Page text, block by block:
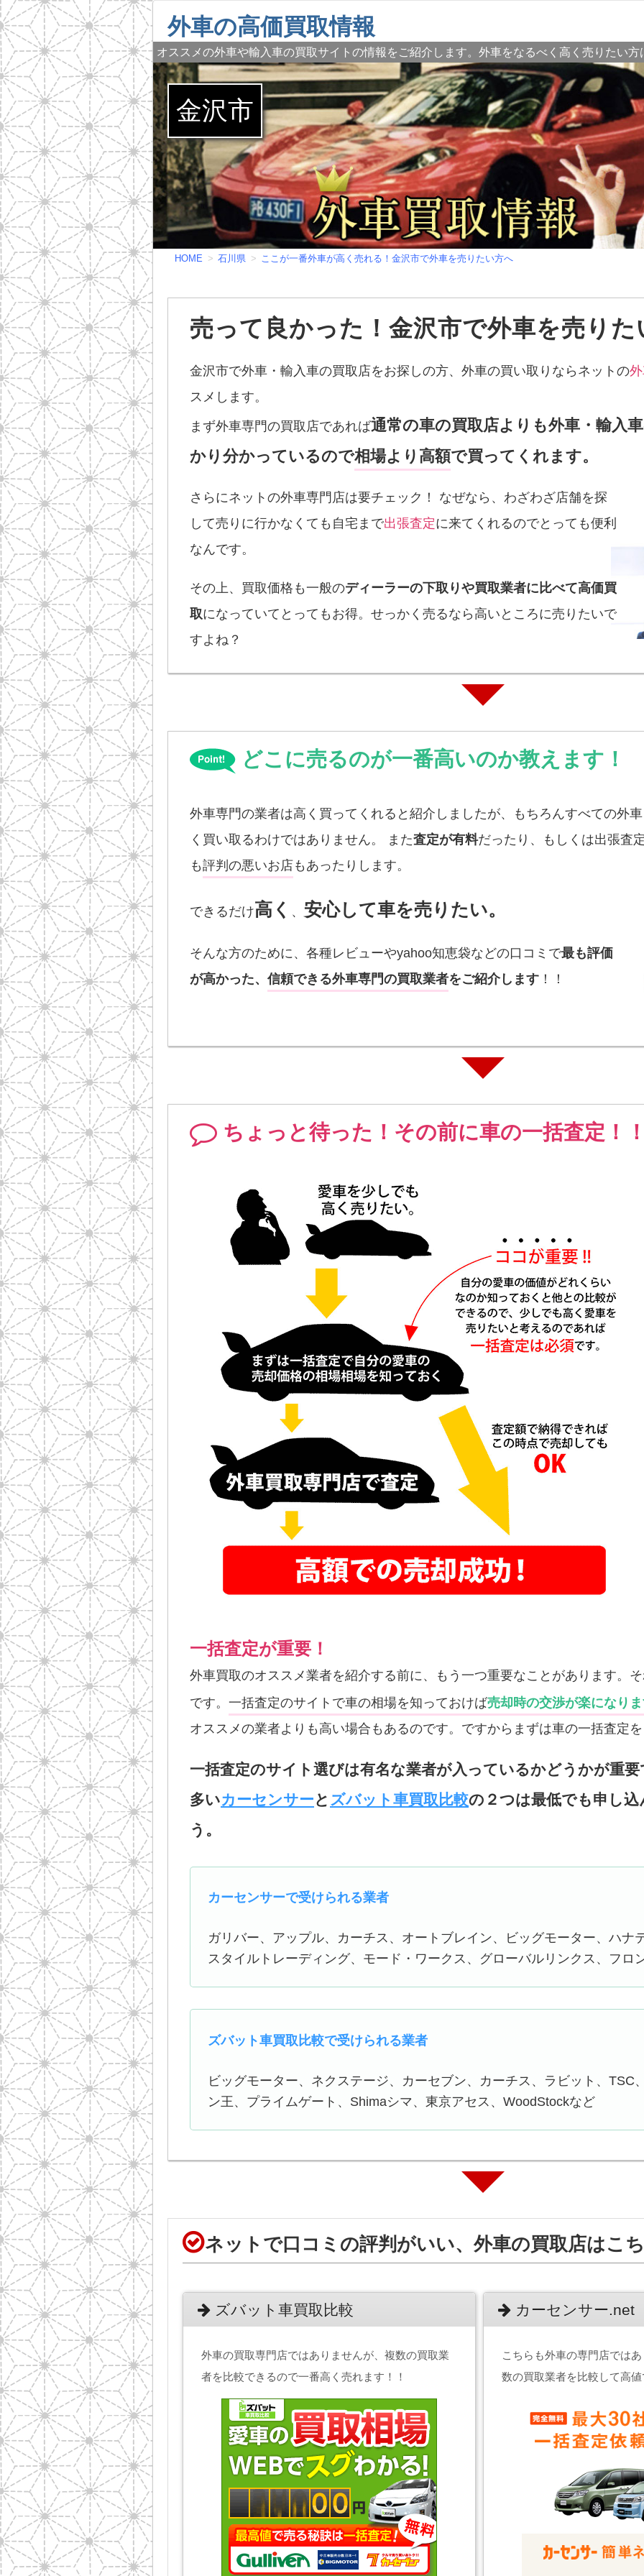
外車の高価買取情報
オススメの外車や輸入車の買取サイトの情報をご紹介します。外車をなるべく高く売りたい方
金沢市
HOME 石川県 ここが一番外車が高く売れる！金沢市で外車を売りたい方へ
売って良かった！金沢市で外車を売りた
金沢市で外車・輸入車の買取店をお探しの方、外車の買い取りならネットの
スメします。
まず外車専門の買取店であれば通常の車の買取店よりも外車・輸入
かり分かっているので相場より高額で買ってくれます。
さらにネットの外車専門店は要チェック！ なぜなら、わざわざ店舗を探
して売りに行かなくても自宅まで出張査定に来てくれるのでとっても便利
なんです。
その上、買取価格も一般のディーラーの下取りや買取業者に比べて高価買
取になっていてとってもお得。せっかく売るなら高いところに売りたいで
すよね？
どこに売るのが一番高いのか教えます！
外車専門の業者は高く買ってくれると紹介しましたが、もちろんすべての外
く買い取るわけではありません。 また査定が有料だったり、もしくは出張査
も評判の悪いお店もあったりします。
できるだけ高く 、 安心して車を売りたい。
そんな方のために、各種レビューやyahoo知恵袋などの口コミで最も評価
が高かった、 信頼できる外車専門の買取業者をご紹介します ！！
ちょっと待った！その前に車の一括査定！
一括査定が重要！
外車買取のオススメ業者を紹介する前に、もう一つ重要なことがあります。
です。 一括査定のサイトで車の相場を知っておけば売却時の交渉が楽になり
オススメの業者よりも高い場合もあるのです。ですからまずは車の一括査定
一括査定のサイト選びは有名な業者が入っているかどうかが重
多いカーセンサーと ズバット車買取比較の２つは最低でも申し
う。
カーセンサーで受けられる業者
ガリバー、アップル、カーチス、オートブレイン、ビッグモーター、ハナ
スタイルトレーディング、モード・ワークス、グローバルリンクス、フロ
ズバット車買取比較で受けられる業者
ビッグモーター、ネクステージ、カーセブン、カーチス、ラビット、TSC
ン王、プライムゲート、Shimaシマ、東京アセス、WoodStockなど
ネットで口コミの評判がいい、外車の買取店はこ
ズバット車買取比較
外車の買取専門店ではありませんが、複数の買取業
者を比較できるので一番高く売れます！！
カーセンサー.net
こちらも外車の専門店では
数の買取業者を比較して高